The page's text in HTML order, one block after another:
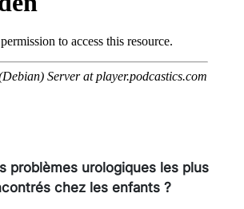
problèmes urologiques les plus
chez les enfants ?